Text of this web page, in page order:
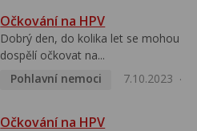
Očkování na HPV
Dobrý den, do kolika let se mohou
dospělí očkovat na...
Pohlavní nemoci
7.10.2023
Očkování na HPV